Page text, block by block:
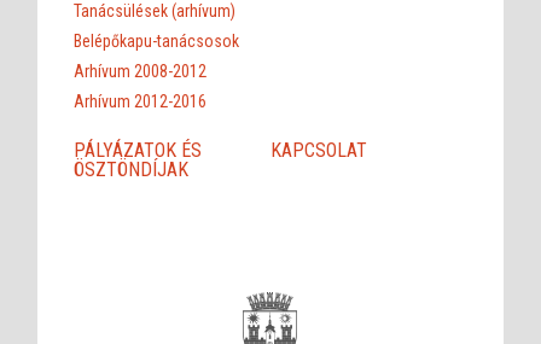
Tanácsülések (arhívum)
Belépőkapu-tanácsosok
Arhívum 2008-2012
Arhívum 2012-2016
PÁLYÁZATOK ÉS
ÖSZTÖNDÍJAK
KAPCSOLAT